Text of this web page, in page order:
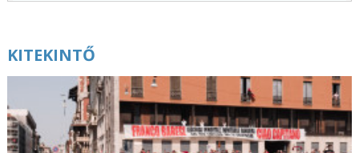
Nagykovácsi közelében tartják a közép-európai
cserkésztalálkozót
augusztus 6. | 19:11
Istent az utcákon kell keresni – Börtönviselt
fiatalokat segítő paptól búcsúztak Milánóban
augusztus 6. | 18:27
KITEKINTŐ